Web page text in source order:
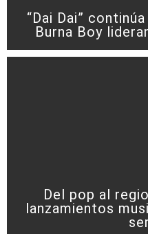
“Dai Dai”
Burna Boy
Del pop al
lanzamientos